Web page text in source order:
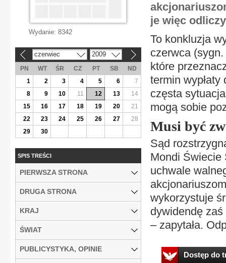
je więc
To konkluzja
czerwca
które
termin wypłaty
częsta
mogą sobie
Musi być
Sąd
Mondi Świecie
uchwale
wykorzystuje
dywidendę
– zapytała.
Dostęp do
Wydanie: 8342
czerwiec 2009
PN WT ŚR CZ PT SB
ND
1
2 3 4 5 6
7
8
9 10 11 12 13
14
15
16 17 18 19 20
21
22
23 24 25 26 27
28
29
30
SPIS TREŚCI
PIERWSZA STRONA
DRUGA STRONA
KRAJ
ŚWIAT
PUBLICYSTYKA, OPINIE